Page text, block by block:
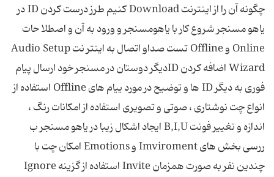
چگونه آن را از اینترنت Download كنیم طرز درست كردن ID در
یاهو مسنجر شروع كار با یاهومسنجر و ورود به آن و اصطلا حات
Online و Offline تست صداو اتصال به اینتر نت Audio Setup
Wizard اضافه كردن IDدیگر دوستان در مسنجر خود ارسال پیام
فوری به دیگر ID ها و توضیح در مورد ییام های Offline استفاده از
انواع چت نوشتاری ، صوتی و تصویری استفاده از امكانات رنگ ،
اندازه و تغییر فونت B,I,U ایجاد اشكال زیبا در یاهو مسنجر ب
ررسی بخش های Imviroment و Emotions امكان چت با
چندین نفر به صورت همزمان Invite استفاده از گزینه Ignore